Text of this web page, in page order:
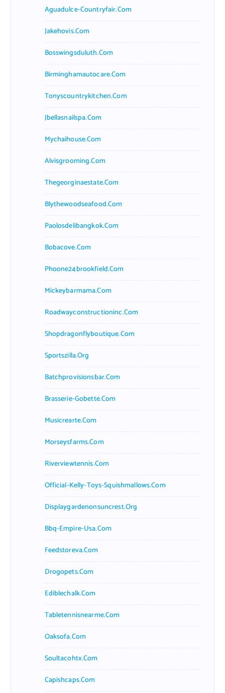
Aguadulce-Countryfair.com
Jakehovis.com
Bosswingsduluth.com
Birminghamautocare.com
Tonyscountrykitchen.com
Jbellasnailspa.com
Mychaihouse.com
Alvisgrooming.com
Thegeorginaestate.com
Blythewoodseafood.com
Paolosdelibangkok.com
Bobacove.com
Phoone24brookfield.com
Mickeybarmama.com
Roadwayconstructioninc.com
Shopdragonflyboutique.com
Sportszilla.org
Batchprovisionsbar.com
Brasserie-Gobette.com
Musicrearte.com
Morseysfarms.com
Riverviewtennis.com
Official-Kelly-Toys-Squishmallows.com
Displaygardenonsuncrest.org
Bbq-Empire-Usa.com
Feedstoreva.com
Drogopets.com
Ediblechalk.com
Tabletennisnearme.com
Oaksofa.com
Soultacohtx.com
Capishcaps.com